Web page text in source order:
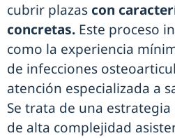
cubrir plazas con
concretas. Este proceso
como la experiencia
de infecciones
atención especializada a
Se trata de una
de alta complejidad